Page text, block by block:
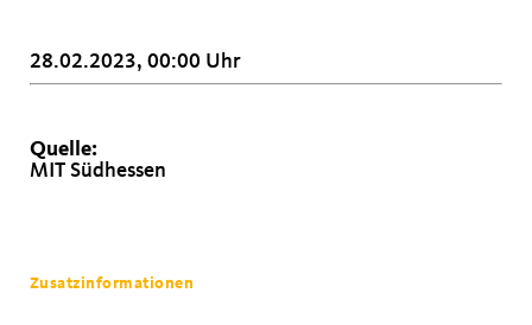
28.02.2023, 00:00 Uhr
Quelle:
MIT Südhessen
Zusatzinformationen